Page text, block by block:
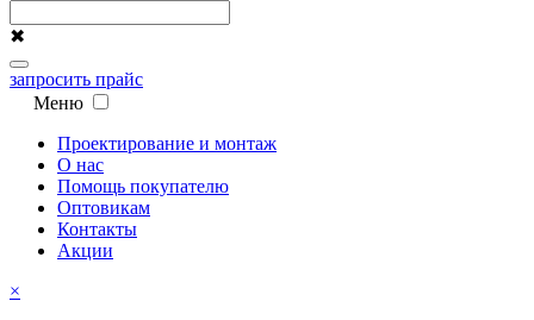
✖
запросить прайс
Меню
Проектирование и монтаж
О нас
Помощь покупателю
Оптовикам
Контакты
Акции
×